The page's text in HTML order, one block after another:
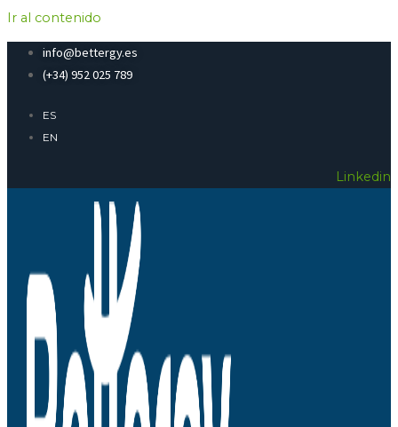
Ir al contenido
info@bettergy.es
(+34) 952 025 789
ES
EN
Linkedin